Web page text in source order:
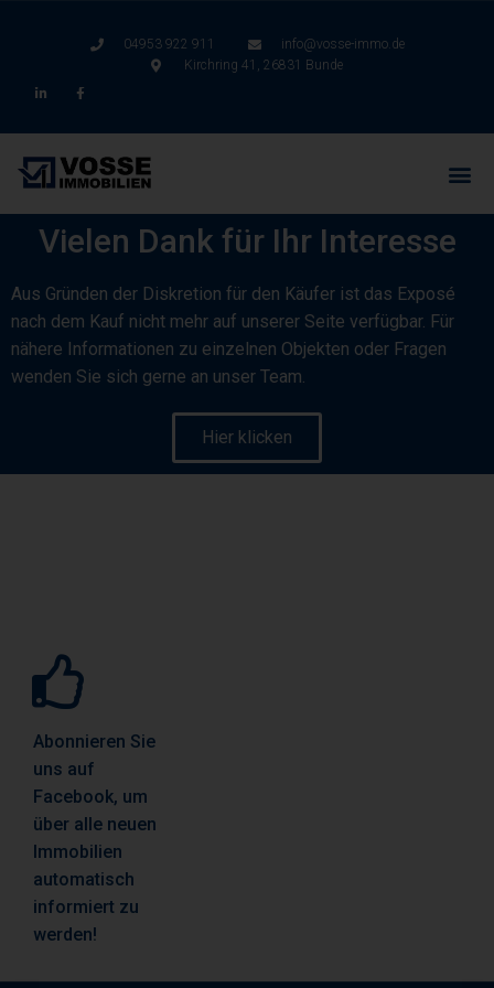
04953 922 911
info@vosse-immo.de
Kirchring 41, 26831 Bunde
Vielen Dank für Ihr Interesse
Aus Gründen der Diskretion für den Käufer ist das Exposé
nach dem Kauf nicht mehr auf unserer Seite verfügbar. Für
nähere Informationen zu einzelnen Objekten oder Fragen
wenden Sie sich gerne an unser Team.
Hier klicken
Abonnieren Sie
uns auf
Facebook, um
über alle neuen
Immobilien
automatisch
informiert zu
werden!